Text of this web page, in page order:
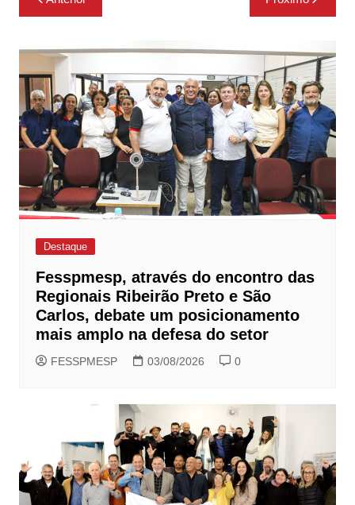
de
Destaque
Fesspmesp, através do encontro das
Regionais Ribeirão Preto e São
Carlos, debate um posicionamento
mais amplo na defesa do setor
FESSPMESP 03/08/2026 0